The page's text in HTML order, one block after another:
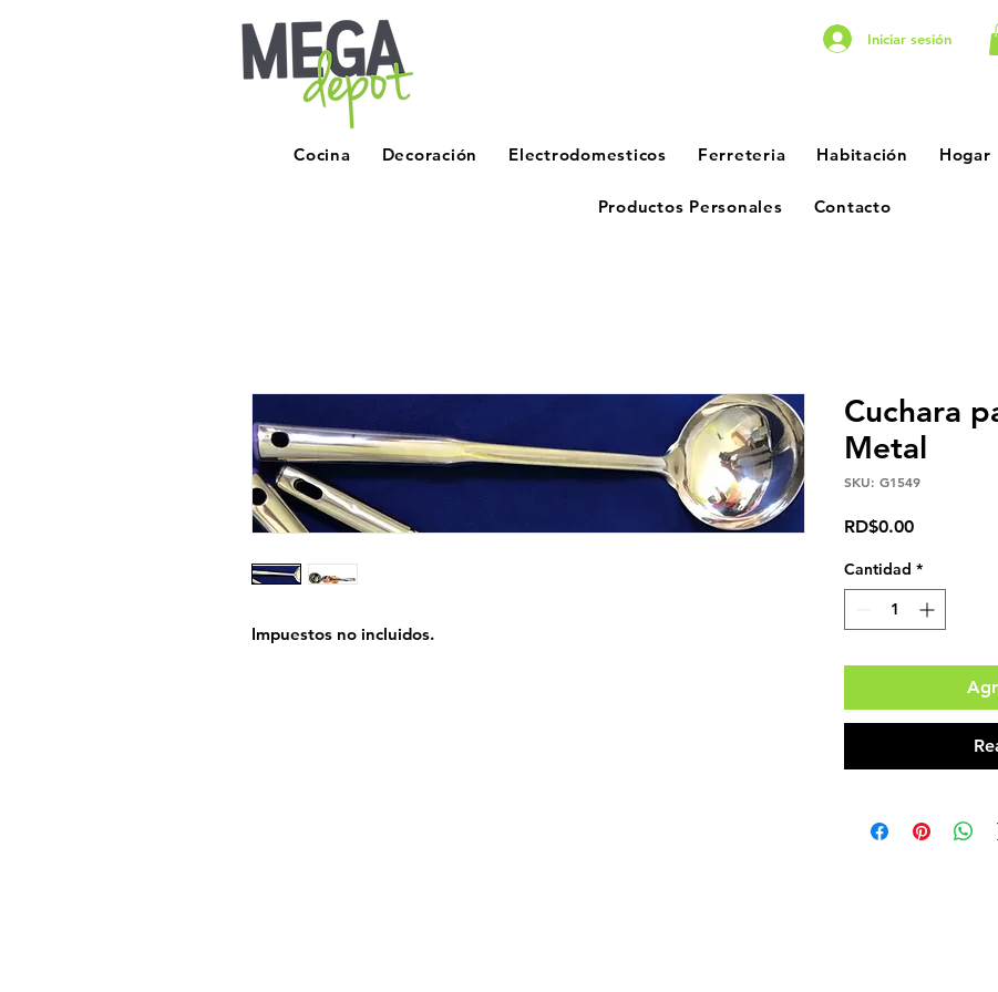
Iniciar sesión
Cocina Decoración Electrodomesticos Ferreteria Habitación Hogar
Productos Personales Contacto
Impuestos no incluidos.
Cuchara
Metal
SKU: G1549
RD$0.00Precio
Cantidad *